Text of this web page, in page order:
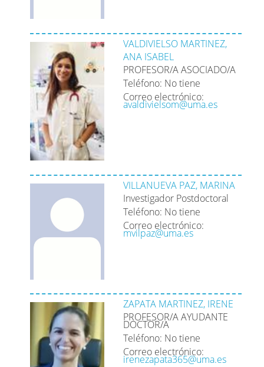
VALDIVIELSO MARTINEZ,
ANA ISABEL
PROFESOR/A ASOCIADO/A
Teléfono: No tiene
Correo electrónico:
avaldivielsom@uma.es
VILLANUEVA PAZ, MARINA
Investigador Postdoctoral
Teléfono: No tiene
Correo electrónico:
mvilpaz@uma.es
ZAPATA MARTINEZ, IRENE
PROFESOR/A AYUDANTE
DOCTOR/A
Teléfono: No tiene
Correo electrónico:
irenezapata365@uma.es